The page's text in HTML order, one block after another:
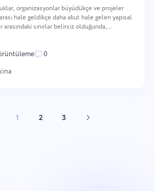
organizasyonlar büyüdükçe ve projeler
hale geldikçe daha akut hale gelen yapısal
sınırlar belirsiz olduğunda,
0
1 2 3